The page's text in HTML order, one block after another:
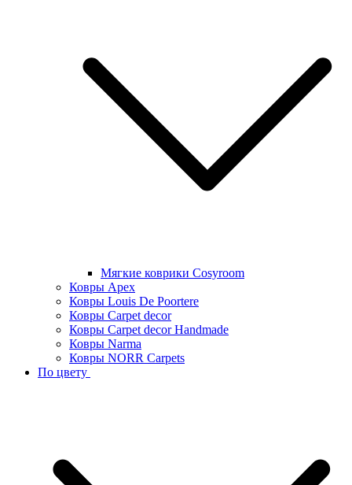
Мягкие коврики Cosyroom
Ковры Apex
Ковры Louis De Poortere
Ковры Carpet decor
Ковры Carpet decor Handmade
Ковры Narma
Ковры NORR Carpets
По цвету